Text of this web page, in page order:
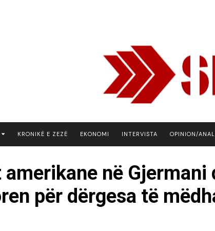
KRONIKË E ZEZË EKONOMI INTERVISTA OPINION/
amerikane në Gjermani
për dërgesa të